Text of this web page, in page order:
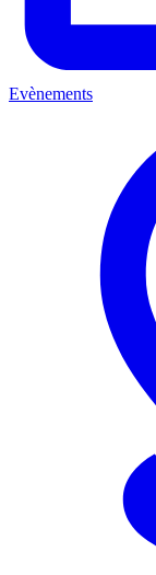
Evènements